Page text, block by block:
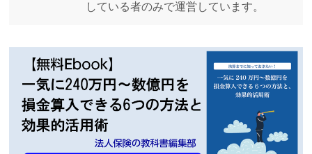
している者のみで運営しています。